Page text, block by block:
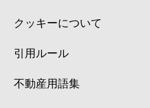
クッキーについて
引用ルール
不動産用語集